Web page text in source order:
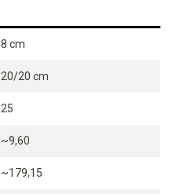
8 cm
20/20 cm
25
~9,60
~179,15